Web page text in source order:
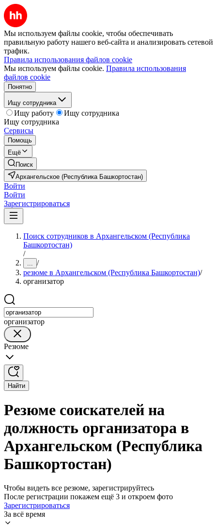
Мы используем файлы cookie, чтобы обеспечивать
правильную работу нашего веб-сайта и анализировать сетевой
трафик.
Правила использования файлов cookie
Мы используем файлы cookie. Правила использования
файлов cookie
Понятно
Ищу сотрудника
Ищу работу
Ищу сотрудника
Ищу сотрудника
Сервисы
Помощь
Ещё
Поиск
Архангельское (Республика Башкортостан)
Войти
Войти
Зарегистрироваться
Поиск сотрудников в Архангельском (Республика
Башкортостан)
/
... /
резюме в Архангельском (Республика Башкортостан)/
организатор
организатор
Резюме
Найти
Резюме соискателей на
должность организатора в
Архангельском (Республика
Башкортостан)
Чтобы видеть все резюме, зарегистрируйтесь
После регистрации покажем ещё 3 и откроем фото
Зарегистрироваться
За всё время